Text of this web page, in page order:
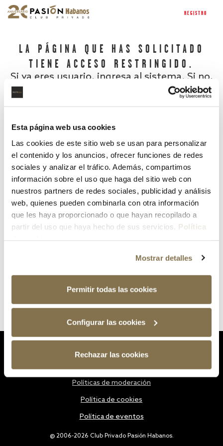
Esta página web usa cookies
Las cookies de este sitio web se usan para personalizar
el contenido y los anuncios, ofrecer funciones de redes
sociales y analizar el tráfico. Además, compartimos
información sobre el uso que haga del sitio web con
nuestros partners de redes sociales, publicidad y análisis
web, quienes pueden combinarla con otra información
que les haya proporcionado o que hayan recopilado a
partir del uso que haya hecho de sus servicios. Política
Mostrar detalles
Permitir todas las cookies
Configurar las cookies
Rechazar las cookies
REGISTRO
LA PÁGINA QUE HAS SOLICITADO
TIENE ACCESO RESTRINGIDO.
Si ya eres usuario, ingresa al sistema. Si no,
¿Has olvidado tu contraseña?
@ 2006-2026 Club Privado Pasión Habanos.
Políticas de moderación
Política de cookies
Política de eventos